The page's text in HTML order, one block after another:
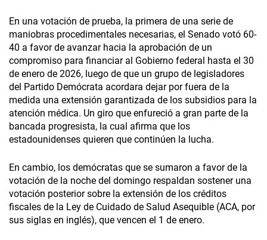
En una votación de prueba, la primera de una serie de
maniobras procedimentales necesarias, el Senado votó 60-
40 a favor de avanzar hacia la aprobación de un
compromiso para financiar al Gobierno federal hasta el 30
de enero de 2026, luego de que un grupo de legisladores
del Partido Demócrata acordara dejar por fuera de la
medida una extensión garantizada de los subsidios para la
atención médica. Un giro que enfureció a gran parte de la
bancada progresista, la cual afirma que los
estadounidenses quieren que continúen la lucha.
En cambio, los demócratas que se sumaron a favor de la
votación de la noche del domingo respaldan sostener una
votación posterior sobre la extensión de los créditos
fiscales de la Ley de Cuidado de Salud Asequible (ACA, por
sus siglas en inglés), que vencen el 1 de enero.